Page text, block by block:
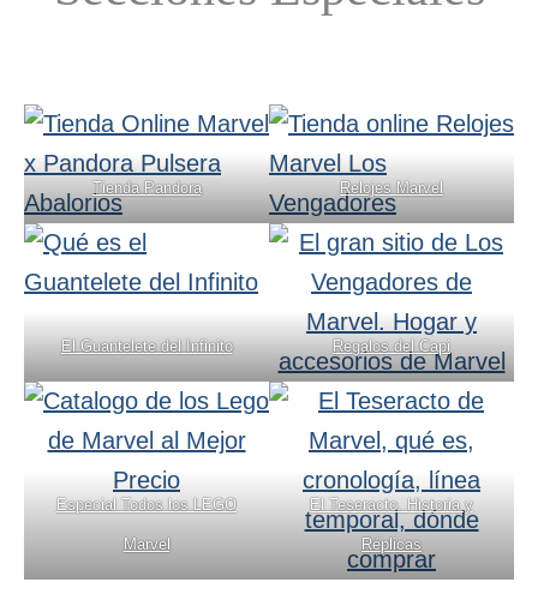
Tienda Pandora Relojes Marvel
El Guantelete del Infinito Regalos del Capi
Especial Todos los LEGO
Marvel
El Teseracto. Historia y
Réplicas